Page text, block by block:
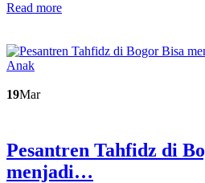
Read more
19Mar
Pesantren Tahfidz di
menjadi…